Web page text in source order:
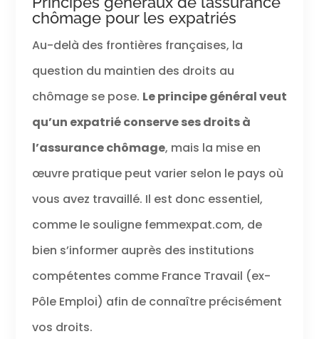
chômage pour les expatriés
Au-delà des frontières françaises, la
question du maintien des droits au
chômage se pose. Le principe général veut
qu’un expatrié conserve ses droits à
l’assurance chômage, mais la mise en
œuvre pratique peut varier selon le pays où
vous avez travaillé. Il est donc essentiel,
comme le souligne femmexpat.com, de
bien s’informer auprès des institutions
compétentes comme France Travail (ex-
Pôle Emploi) afin de connaître précisément
vos droits.